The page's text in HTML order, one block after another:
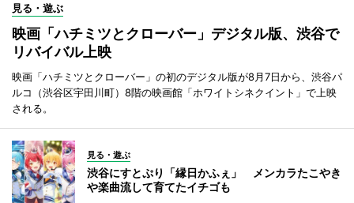
見る・遊ぶ
映画「ハチミツとクローバー」デジタル版、渋谷で
リバイバル上映
映画「ハチミツとクローバー」の初のデジタル版が8月7日から、渋谷パ
ルコ（渋谷区宇田川町）8階の映画館「ホワイトシネクイント」で上映
される。
見る・遊ぶ
渋谷にすとぷり「縁日かふぇ」 メンカラたこやき
や楽曲流して育てたイチゴも